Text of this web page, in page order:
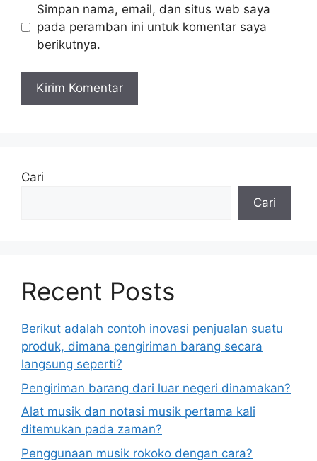
Simpan nama, email, dan situs web saya
pada peramban ini untuk komentar saya
berikutnya.
Cari
Cari
Recent Posts
Berikut adalah contoh inovasi penjualan suatu
produk, dimana pengiriman barang secara
langsung seperti?
Pengiriman barang dari luar negeri dinamakan?
Alat musik dan notasi musik pertama kali
ditemukan pada zaman?
Penggunaan musik rokoko dengan cara?